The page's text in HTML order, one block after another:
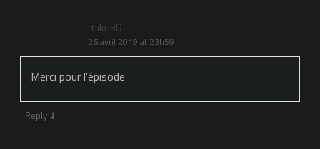
miku30
26 avril 2019 at 23h59
Merci pour l'épisode
Reply ↓